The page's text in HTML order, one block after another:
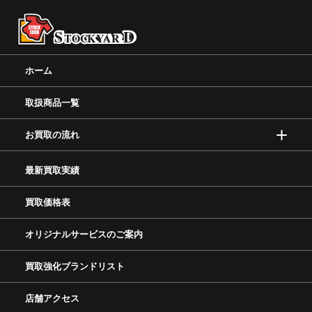
ホーム
取扱商品一覧
お買取の流れ
最新買取実績
買取価格表
オリジナルサービスのご案内
買取強化ブランドリスト
店舗アクセス